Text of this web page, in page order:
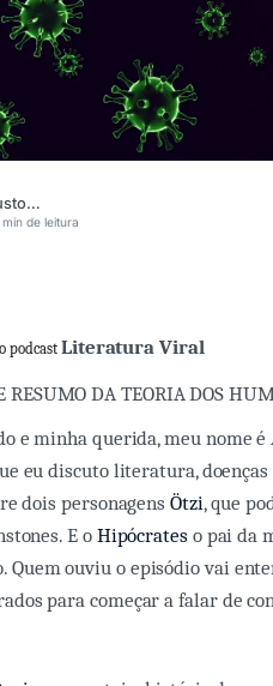
Áureo Lustosa Guérios
min de leitura
podcast Literatura Viral
RESUMO DA TEORIA DOS
e minha querida, meu nome
eu discuto literatura, doenças
dois personagensÖtzi, que
E o Hipócrates o pai da
Quem ouviu o episódio vai
para começar a falar de